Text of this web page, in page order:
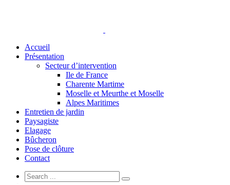
Accueil
Présentation
Secteur d’intervention
Ile de France
Charente Martime
Moselle et Meurthe et Moselle
Alpes Maritimes
Entretien de jardin
Paysagiste
Elagage
Bûcheron
Pose de clôture
Contact